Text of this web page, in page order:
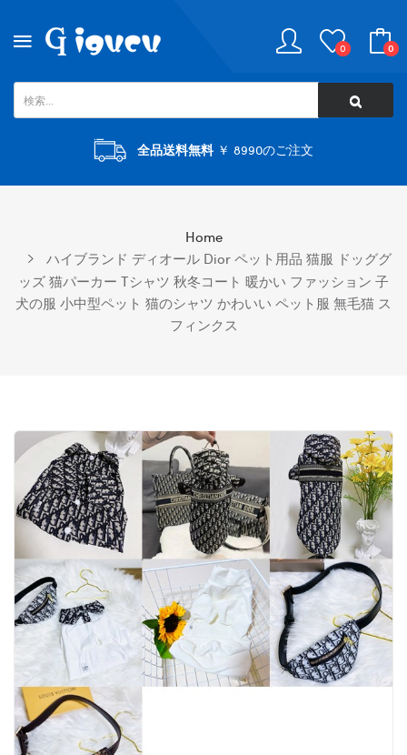
0 0
全品送料無料￥ 8990のご注文
Home
ハイブランド ディオール Dior ペット用品 猫服 ドッググ
ッズ 猫パーカー Tシャツ 秋冬コート 暖かい ファッション 子
犬の服 小中型ペット 猫のシャツ かわいい ペット服 無毛猫 ス
フィンクス